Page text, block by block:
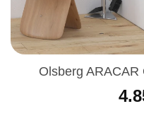
Olsberg